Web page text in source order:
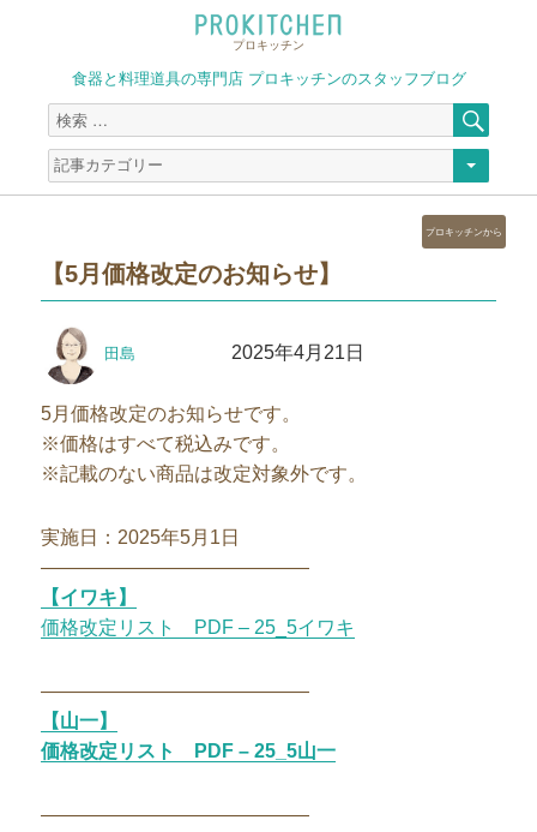
プロキッチン
食器と料理道具の専門店 プロキッチンのスタッフブログ
検
索
対
象:
索
【5月価格改定のお知らせ】
稿
田島 2025年4月21日
カ
テ
リ
プロキッチンから
5月価格改定のお知らせです。
※価格はすべて税込みです。
※記載のない商品は改定対象外です。
実施日：2025年5月1日
——————————————
【イワキ】
価格改定リスト PDF – 25_5イワキ
——————————————
【山一】
価格改定リスト PDF – 25_5山一
——————————————